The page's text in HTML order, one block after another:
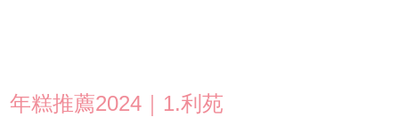
年糕推薦2024｜1.利苑